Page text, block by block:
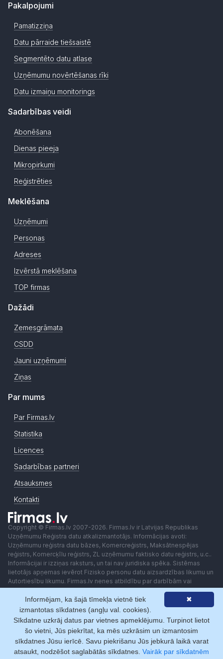
Pakalpojumi
Pamatizziņa
Datu pārraide tiešsaistē
Segmentēto datu atlase
Uzņēmumu novērtēšanas rīki
Datu izmaiņu monitorings
Sadarbības veidi
Abonēšana
Dienas pieeja
Mikropirkumi
Reģistrēties
Meklēšana
Uzņēmumi
Personas
Adreses
Izvērstā meklēšana
TOP firmas
Dažādi
Zemesgrāmata
CSDD
Jauni uzņēmumi
Ziņas
Par mums
Par Firmas.lv
Statistika
Licences
Sadarbības partneri
Atsauksmes
Kontakti
Copyright © Firmas.lv 2007-2026. Firmas.lv ir Latvijas Republikas
Uzņēmumu Reģistra datu atkalizmantotājs. Informācijas avoti:
Uzņēmumu reģistra datu bāzes, Komercreģistrs, Maksātnespējas
reģistrs, Komercķīlu reģistrs, ZL uzņēmumu faktisko datu reģistrs, u.c..
Informācijai ir izziņas raksturs, un tai nav juridiska spēka. Sistēmas
lietotājs apņemas ievērot Fizisko personu datu aizsardzības likumu un
Autortiesību likumu. Firmas.lv nenes atbildību par darbībām vai
lēmumiem, kas balstīti uz saņemto pakalpojumu. Lietotājam aizliegts
izmantot jebkādas automatizētas sistēmas vai iekārtas (robotus)
piekļuvei sistēmai bez rakstiskas saskaņošanas ar Firmas.lv. Galvenā
redaktore: Ingūna Pempere.
Lietošanas noteikumi
Privātuma politika Norēķini ar
✖
Informējam, ka šajā tīmekļa vietnē tiek
izmantotas sīkdatnes (angļu val. cookies).
Sīkdatne uzkrāj datus par vietnes apmeklējumu. Turpinot lietot
šo vietni, Jūs piekrītat, ka mēs uzkrāsim un izmantosim
sīkdatnes Jūsu ierīcē. Savu piekrišanu Jūs jebkurā laikā varat
atsaukt, nodzēšot saglabātās sīkdatnes. Vairāk par sīkdatnēm